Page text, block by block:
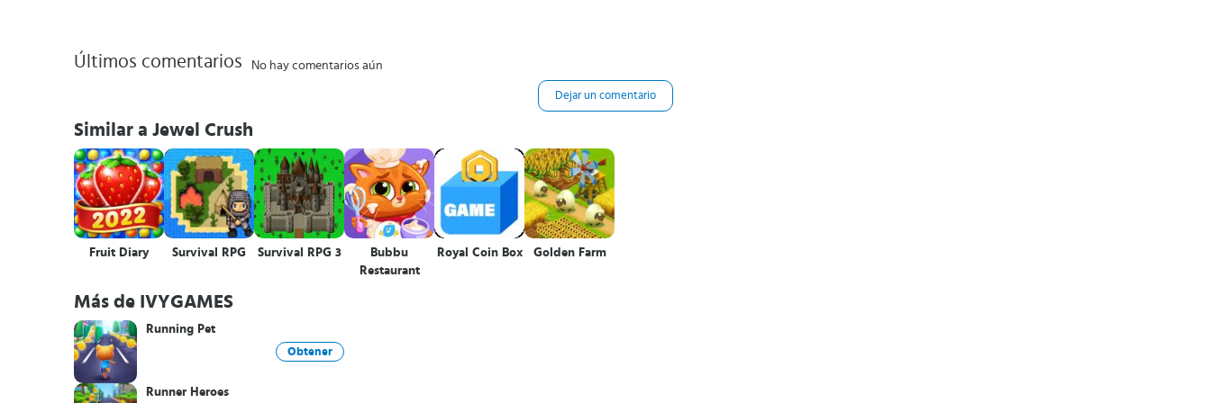
Últimos comentarios No hay comentarios aún
Dejar un comentario
Similar a Jewel Crush
Fruit Diary Survival RPG Survival RPG 3
Bubbu
Restaurant
Royal Coin Box Golden Farm
Más de IVYGAMES
Running Pet
Obtener
Runner Heroes